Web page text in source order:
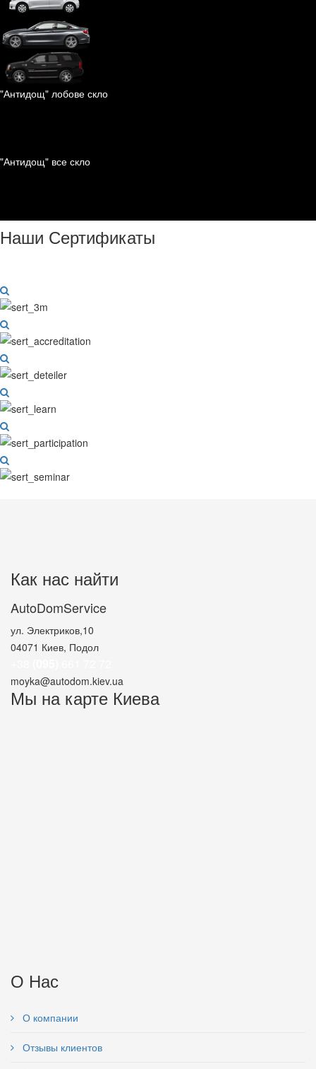
"Антидощ" лобове скло
"Антидощ" все скло
Наши Сертификаты
Как нас найти
AutoDomService
ул. Электриков,10
04071 Киев, Подол
moyka@autodom.kiev.ua
Мы на карте Киева
О Нас
О компании
Отзывы клиентов